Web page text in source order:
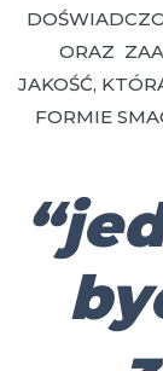
ORAZ
JAKOŚĆ,
FORMIE